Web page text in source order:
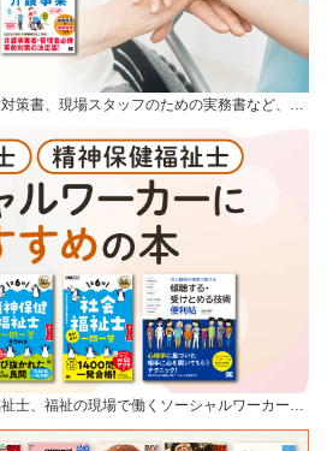
策書、現場スタッフのための実務書など、…
士、福祉の現場で働くソーシャルワーカー…